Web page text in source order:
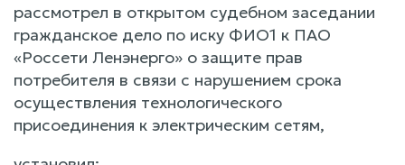
рассмотрел в открытом судебном заседании
гражданское дело по иску ФИО1 к ПАО
«Россети Ленэнерго» о защите прав
потребителя в связи с нарушением срока
осуществления технологического
присоединения к электрическим сетям,